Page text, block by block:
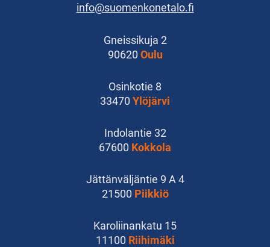
info@suomenkonetalo.fi
Gneissikuja 2
90620 Oulu
Osinkotie 8
33470 Ylöjärvi
Indolantie 32
67600 Kokkola
Jättänväljäntie 9 A 4
21500 Piikkiö
Karoliinankatu 15
11100 Riihimäki